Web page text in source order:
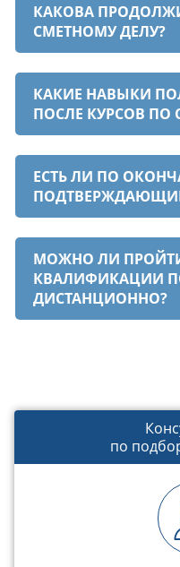
КАКОВА
СМЕТНОМУ ДЕЛУ?
КАКИЕ НАВЫКИ
ПОСЛЕ КУРСОВ ПО
ЕСТЬ ЛИ ПО
МОЖНО ЛИ
КВАЛИФИКАЦИИ
ДИСТАНЦИОННО?
по